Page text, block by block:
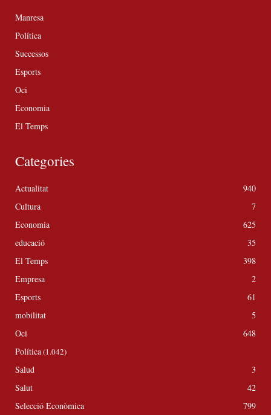
Manresa
Política
Successos
Esports
Oci
Economia
El Temps
Categories
Actualitat
940
Cultura
7
Economia
625
educació
35
El Temps
398
Empresa
2
Esports
61
mobilitat
5
Oci
648
Política(1.042)
Salud
3
Salut
42
Selecció Econòmica
799